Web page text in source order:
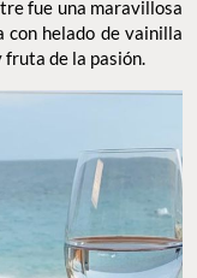
fue una maravillosa
helado de vainilla
fruta de la pasión.